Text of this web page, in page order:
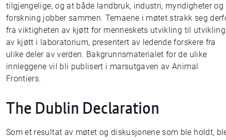
tilgjengelige, og at både landbruk, industri, myndigheter og
forskning jobber sammen. Temaene i møtet strakk seg
fra viktigheten av kjøtt for menneskets utvikling til utvikling
av kjøtt i laboratorium, presentert av ledende forskere fra
ulike deler av verden. Bakgrunnsmaterialet for de ulike
innleggene vil bli publisert i marsutgaven av Animal
Frontiers.
The Dublin Declaration
Som et resultat av møtet og diskusjonene som ble holdt,